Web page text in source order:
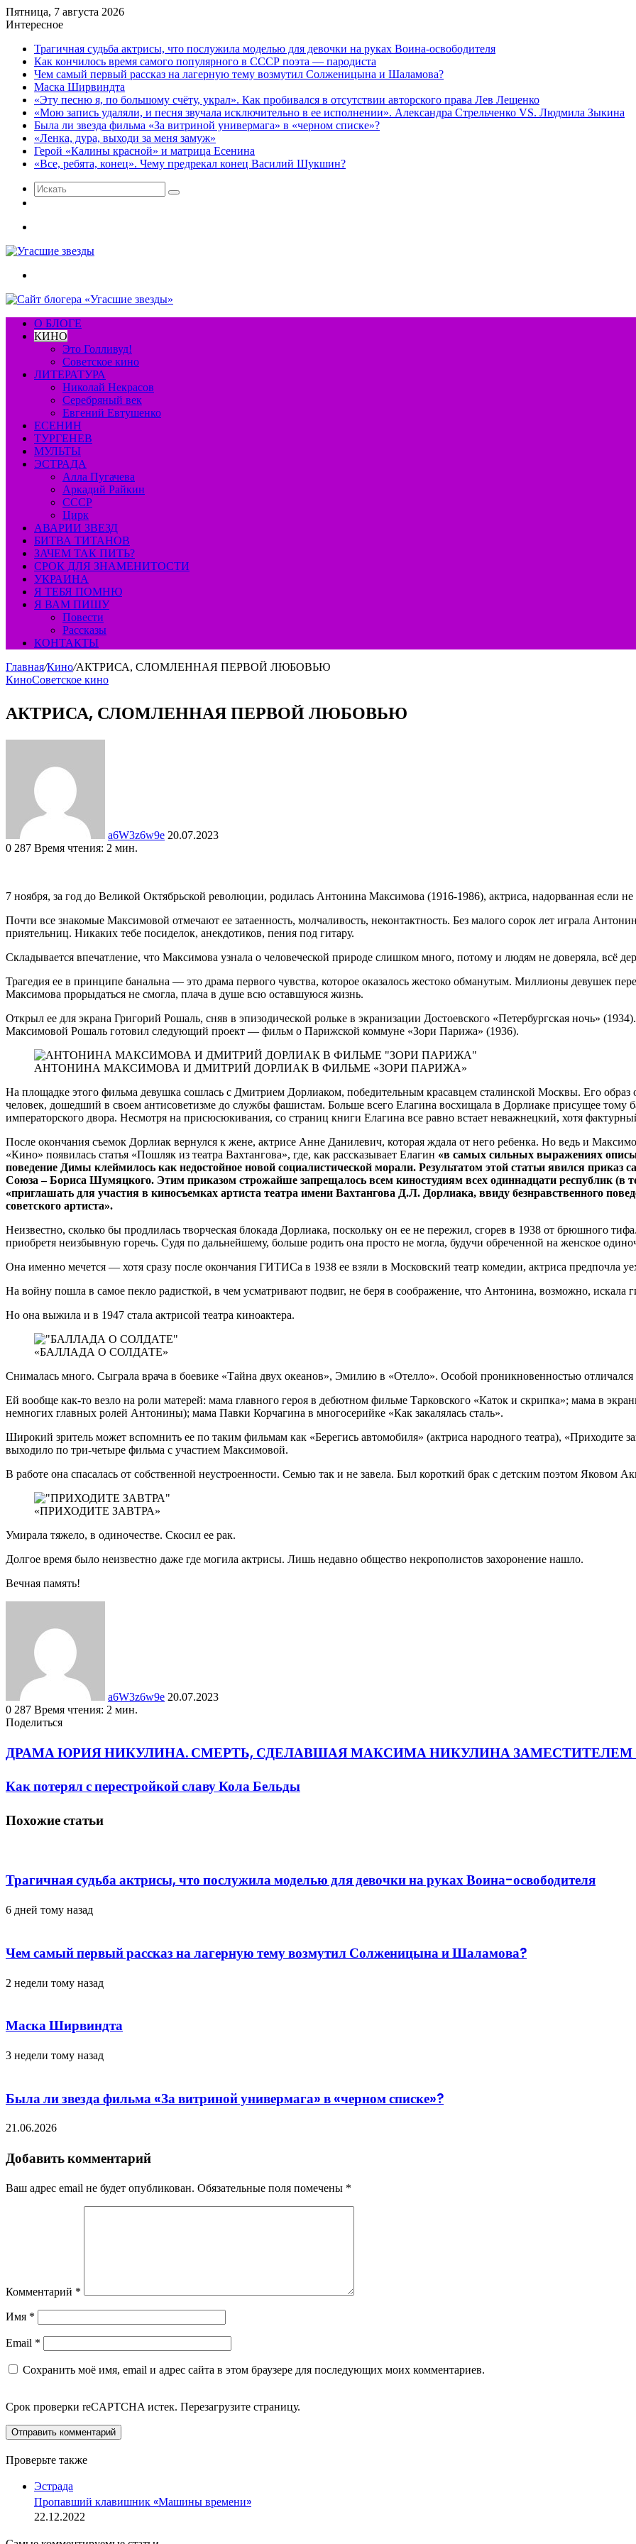
Пятница, 7 августа 2026
Интересное
Трагичная судьба актрисы, что послужила моделью для девочки на руках Воина-освободителя
Как кончилось время самого популярного в СССР поэта — пародиста
Чем самый первый рассказ на лагерную тему возмутил Солженицына и Шаламова?
Маска Ширвиндта
«Эту песню я, по большому счёту, украл». Как пробивался в отсутствии авторского права Лев Лещенко
«Мою запись удаляли, и песня звучала исключительно в ее исполнении». Александра Стрельченко VS. Людмила Зыкина
Была ли звезда фильма «За витриной универмага» в «черном списке»?
«Ленка, дура, выходи за меня замуж»
Герой «Калины красной» и матрица Есенина
«Все, ребята, конец». Чему предрекал конец Василий Шукшин?
Искать
О БЛОГЕ
КИНО
Это Голливуд!
Советское кино
ЛИТЕРАТУРА
Николай Некрасов
Серебряный век
Евгений Евтушенко
ЕСЕНИН
ТУРГЕНЕВ
МУЛЬТЫ
ЭСТРАДА
Алла Пугачева
Аркадий Райкин
СССР
Цирк
АВАРИИ ЗВЕЗД
БИТВА ТИТАНОВ
ЗАЧЕМ ТАК ПИТЬ?
СРОК ДЛЯ ЗНАМЕНИТОСТИ
УКРАИНА
Я ТЕБЯ ПОМНЮ
Я ВАМ ПИШУ
Повести
Рассказы
КОНТАКТЫ
Главная/Кино/АКТРИСА, СЛОМЛЕННАЯ ПЕРВОЙ ЛЮБОВЬЮ
КиноСоветское кино
АКТРИСА, СЛОМЛЕННАЯ ПЕРВОЙ ЛЮБОВЬЮ
a6W3z6w9e 20.07.2023
0 287 Время чтения: 2 мин.
7 ноября, за год до Великой Октябрьской революции, родилась Антонина Максимова (1916-1986), актриса, надорванная если
Почти все знакомые Максимовой отмечают ее затаенность, молчаливость, неконтактность. Без малого сорок лет играла
приятельниц. Никаких тебе посиделок, анекдотиков, пения под гитару.
Складывается впечатление, что Максимова узнала о человеческой природе слишком много, потому и людям не доверяла, всё
Трагедия ее в принципе банальна — это драма первого чувства, которое оказалось жестоко обманутым. Миллионы девушек
Максимова прорыдаться не смогла, плача в душе всю оставшуюся жизнь.
Открыл ее для экрана Григорий Рошаль, сняв в эпизодической рольке в экранизации Достоевского «Петербургская ночь»
Максимовой Рошаль готовил следующий проект — фильм о Парижской коммуне «Зори Парижа» (1936).
АНТОНИНА МАКСИМОВА И ДМИТРИЙ ДОРЛИАК В ФИЛЬМЕ «ЗОРИ ПАРИЖА»
На площадке этого фильма девушка сошлась с Дмитрием Дорлиаком, победительным красавцем сталинской Москвы. Его
человек, дошедший в своем антисоветизме до службы фашистам. Больше всего Елагина восхищала в Дорлиаке присущее тому
императорского двора. Несмотря на присюсюкивания, со страниц книги Елагина все равно встает неважнецкий, хотя
После окончания съемок Дорлиак вернулся к жене, актрисе Анне Данилевич, которая ждала от него ребенка. Но ведь и
«Кино» появилась статья «Пошляк из театра Вахтангова», где, как рассказывает Елагин «в самых сильных выражениях
поведение Димы клеймилось как недостойное новой социалистической морали. Результатом этой статьи явился
Союза – Бориса Шумяцкого. Этим приказом строжайше запрещалось всем киностудиям всех одиннадцати республик (в
«приглашать для участия в киносъемках артиста театра имени Вахтангова Д.Л. Дорлиака, ввиду безнравственного
советского артиста».
Неизвестно, сколько бы продлилась творческая блокада Дорлиака, поскольку он ее не пережил, сгорев в 1938 от брюшного
приобретя неизбывную горечь. Судя по дальнейшему, больше родить она просто не могла, будучи обреченной на женское
Она именно мечется — хотя сразу после окончания ГИТИСа в 1938 ее взяли в Московский театр комедии, актриса предпочла
На войну пошла в самое пекло радисткой, в чем усматривают подвиг, не беря в соображение, что Антонина, возможно, искала
Но она выжила и в 1947 стала актрисой театра киноактера.
«БАЛЛАДА О СОЛДАТЕ»
Снималась много. Сыграла врача в боевике «Тайна двух океанов», Эмилию в «Отелло». Особой проникновенностью
Ей вообще как-то везло на роли матерей: мама главного героя в дебютном фильме Тарковского «Каток и скрипка»; мама в
немногих главных ролей Антонины); мама Павки Корчагина в многосерийке «Как закалялась сталь».
Широкий зритель может вспомнить ее по таким фильмам как «Берегись автомобиля» (актриса народного театра), «Приходите
выходило по три-четыре фильма с участием Максимовой.
В работе она спасалась от собственной неустроенности. Семью так и не завела. Был короткий брак с детским поэтом Яковом
«ПРИХОДИТЕ ЗАВТРА»
Умирала тяжело, в одиночестве. Скосил ее рак.
Долгое время было неизвестно даже где могила актрисы. Лишь недавно общество некрополистов захоронение нашло.
Вечная память!
a6W3z6w9e 20.07.2023
0 287 Время чтения: 2 мин.
Facebook
Twitter
LinkedIn
Tumblr
Pinterest
Вконтакте
Одноклассники
Фрезеровка
WhatsApp
Поделиться
через
электронную
ДРАМА ЮРИЯ НИКУЛИНА. СМЕРТЬ, СДЕЛАВШАЯ МАКСИМА НИКУЛИНА ЗАМЕСТИТЕЛЕМ
Как потерял с перестройкой славу Кола Бельды
Похожие статьи
Трагичная судьба актрисы, что послужила моделью для девочки на руках Воина-освободителя
6 дней тому назад
Чем самый первый рассказ на лагерную тему возмутил Солженицына и Шаламова?
2 недели тому назад
Маска Ширвиндта
3 недели тому назад
Была ли звезда фильма «За витриной универмага» в «черном списке»?
21.06.2026
Добавить комментарий
Ваш адрес email не будет опубликован. Обязательные поля помечены *
Комментарий *
Имя *
Email *
Сохранить моё имя, email и адрес сайта в этом браузере для последующих моих комментариев.
Срок проверки reCAPTCHA истек. Перезагрузите страницу.
Проверьте также
Эстрада
Пропавший клавишник «Машины времени»
22.12.2022